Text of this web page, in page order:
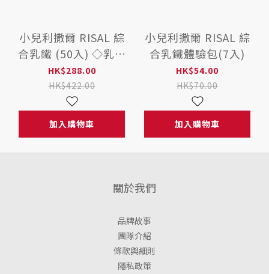
小兒利撒爾 RISAL 綜
合乳鐵 (50入) ◇乳鐵
蛋白+初乳蛋白+藻精
蛋白+DHA藻油+專利
大豆卵磷脂 成長升級
配方 牛奶口味◇
HK$288.00
HK$422.00
加入購物車
小兒利撒爾 RISAL 綜
合乳鐵體驗包(7入)
HK$54.00
HK$70.00
加入購物車
關於我們
品牌故事
團隊介紹
條款與細則
隱私政策